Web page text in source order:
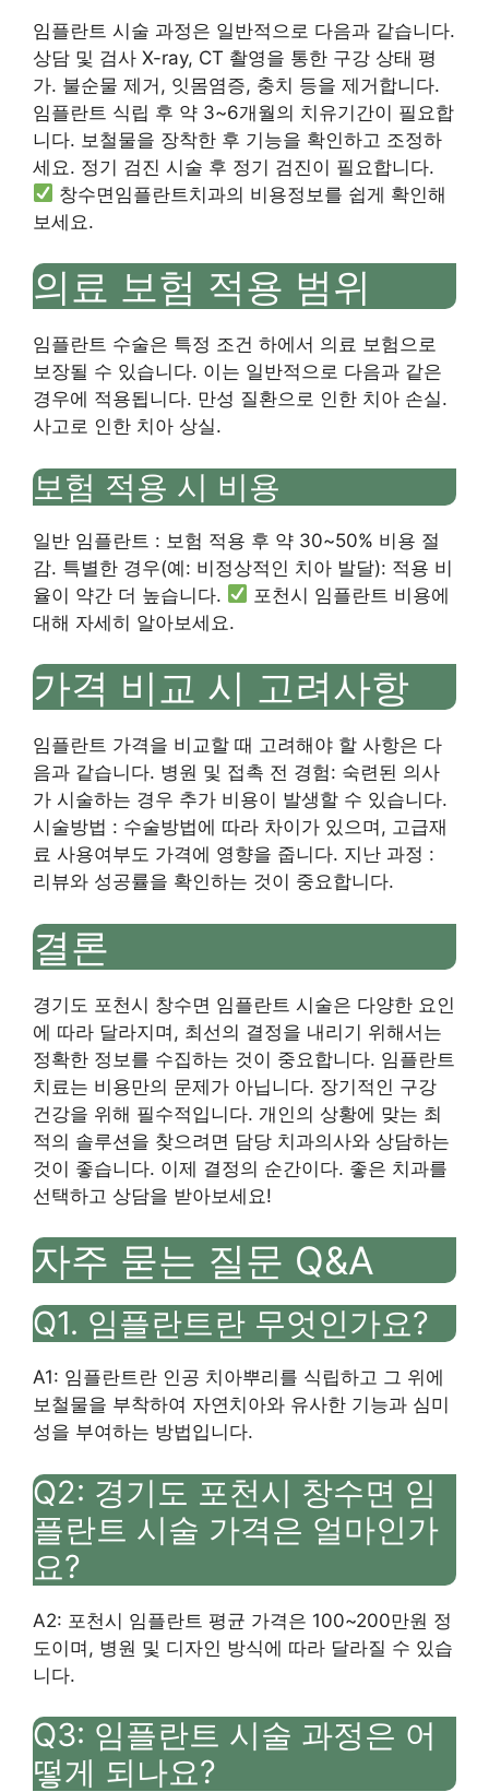
임플란트 시술 과정은 일반적으로 다음과 같습니다.
상담 및 검사 X-ray, CT 촬영을 통한 구강 상태 평
가. 불순물 제거, 잇몸염증, 충치 등을 제거합니다.
임플란트 식립 후 약 3~6개월의 치유기간이 필요합
니다. 보철물을 장착한 후 기능을 확인하고 조정하
세요. 정기 검진 시술 후 정기 검진이 필요합니다.
창수면임플란트치과의 비용정보를 쉽게 확인해
보세요.
의료 보험 적용 범위
임플란트 수술은 특정 조건 하에서 의료 보험으로
보장될 수 있습니다. 이는 일반적으로 다음과 같은
경우에 적용됩니다. 만성 질환으로 인한 치아 손실.
사고로 인한 치아 상실.
보험 적용 시 비용
일반 임플란트 : 보험 적용 후 약 30~50% 비용 절
감. 특별한 경우(예: 비정상적인 치아 발달): 적용 비
율이 약간 더 높습니다.
포천시 임플란트 비용에
대해 자세히 알아보세요.
가격 비교 시 고려사항
임플란트 가격을 비교할 때 고려해야 할 사항은 다
음과 같습니다. 병원 및 접촉 전 경험: 숙련된 의사
가 시술하는 경우 추가 비용이 발생할 수 있습니다.
시술방법 : 수술방법에 따라 차이가 있으며, 고급재
료 사용여부도 가격에 영향을 줍니다. 지난 과정 :
리뷰와 성공률을 확인하는 것이 중요합니다.
결론
경기도 포천시 창수면 임플란트 시술은 다양한 요인
에 따라 달라지며, 최선의 결정을 내리기 위해서는
정확한 정보를 수집하는 것이 중요합니다. 임플란트
치료는 비용만의 문제가 아닙니다. 장기적인 구강
건강을 위해 필수적입니다. 개인의 상황에 맞는 최
적의 솔루션을 찾으려면 담당 치과의사와 상담하는
것이 좋습니다. 이제 결정의 순간이다. 좋은 치과를
선택하고 상담을 받아보세요!
자주 묻는 질문 Q&A
Q1. 임플란트란 무엇인가요?
A1: 임플란트란 인공 치아뿌리를 식립하고 그 위에
보철물을 부착하여 자연치아와 유사한 기능과 심미
성을 부여하는 방법입니다.
Q2: 경기도 포천시 창수면 임
플란트 시술 가격은 얼마인가
요?
A2: 포천시 임플란트 평균 가격은 100~200만원 정
도이며, 병원 및 디자인 방식에 따라 달라질 수 있습
니다.
Q3: 임플란트 시술 과정은 어
떻게 되나요?